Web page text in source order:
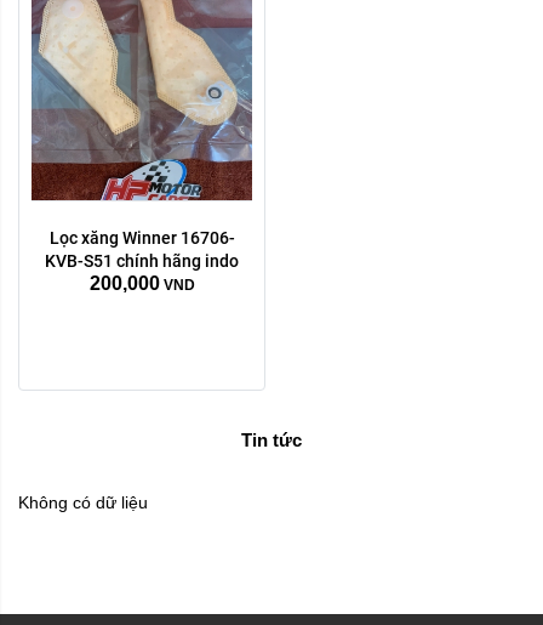
Lọc xăng Winner 16706-
KVB-S51 chính hãng indo
200,000 VND
Tin tức
Không có dữ liệu